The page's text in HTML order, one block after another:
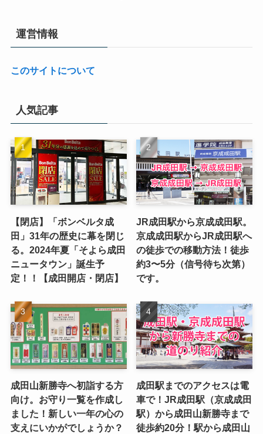
運営情報
このサイトについて
人気記事
【閉店】「ボンベルタ成
田」31年の歴史に幕を閉じ
る。2024年夏「そよら成田
ニュータウン」誕生予
定！！【成田開店・閉店】
JR成田駅から京成成田駅。
京成成田駅からJR成田駅へ
の徒歩での移動方法！徒歩
約3〜5分（信号待ち次第）
です。
成田山新勝寺へ初詣する方
向け。お守り一覧を作成し
ました！新しい一年の心の
支えにいかがでしょうか？
成田駅までのアクセスは電
車で！JR成田駅（京成成田
駅）から成田山新勝寺まで
徒歩約20分！駅から成田山